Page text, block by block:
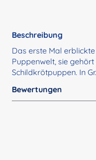
Beschreibung
Das erste Mal
Puppenwelt, sie
Schildkrötpuppen. In
Bewertungen